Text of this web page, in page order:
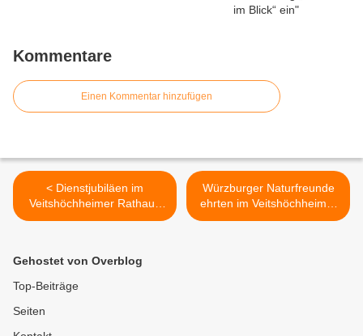
Kommentare
Einen Kommentar hinzufügen
< Dienstjubiläen im
Veitshöchheimer Rathaus
feierten Standesbeamtin
Heußner (25 Jahre)
Würzburger Naturfreunde
ehrten im Veitshöchheimer
Bacchuskeller langjährige
Gehostet von Overblog
Top-Beiträge
Seiten